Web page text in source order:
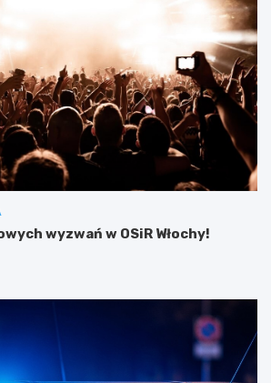
wyzwań w OSiR Włochy!